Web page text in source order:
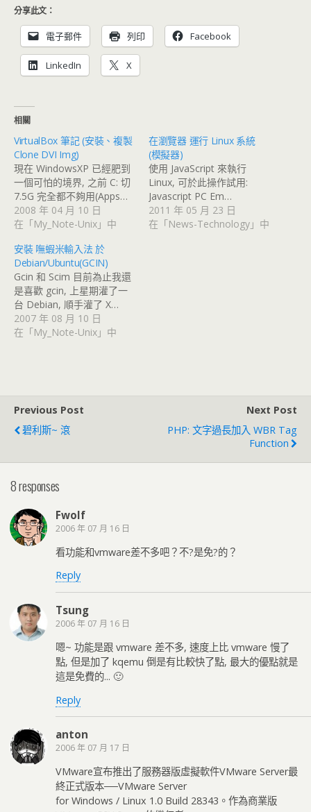
分享此文：
電子郵件 列印 Facebook
LinkedIn X
相關
VirtualBox 筆記 (安裝、複製
Clone DVI Img)
現在 WindowsXP 已經肥到
一個可怕的境界, 之前 C: 切
7.5G 完全都不夠用(Apps…
2008 年 04 月 10 日
在「My_Note-Unix」中
在瀏覽器 運行 Linux 系統
(模擬器)
使用 JavaScript 來執行
Linux, 可於此操作試用:
Javascript PC Em…
2011 年 05 月 23 日
在「News-Technology」中
安裝 嘸蝦米輸入法 於
Debian/Ubuntu(GCIN)
Gcin 和 Scim 目前為止我還
是喜歡 gcin, 上星期灌了一
台 Debian, 順手灌了 X…
2007 年 08 月 10 日
在「My_Note-Unix」中
Previous Post
碧利斯~ 滾
Next Post
PHP: 文字過長加入 WBR Tag
Function
8 responses
Fwolf
2006 年 07 月 16 日
看功能和vmware差不多吧？不?是免?的？
Reply
Tsung
2006 年 07 月 16 日
嗯~ 功能是跟 vmware 差不多, 速度上比 vmware 慢了
點, 但是加了 kqemu 倒是有比較快了點, 最大的優點就是
這是免費的... 🙂
Reply
anton
2006 年 07 月 17 日
VMware宣布推出了服務器版虛擬軟件VMware Server最
終正式版本──VMware Server
for Windows / Linux 1.0 Build 28343。作為商業版